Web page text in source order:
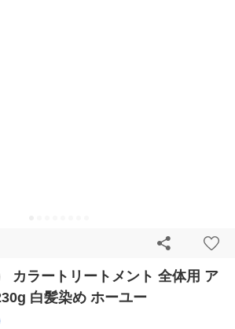
カラートリートメント 全体用 ア
白髪染め ホーユー